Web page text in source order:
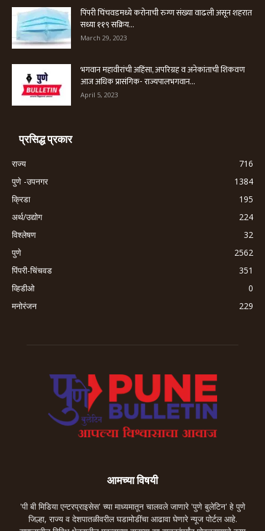
पिंपरी चिंचवडमध्ये करोनाची रुग्ण संख्या वाढली असून शहरात
सध्या ११९ सक्रिय...
March 29, 2023
भगवान महावीरांची अहिंसा, अपरिग्रह व अनेकांताची शिकवण
आज अधिक प्रासंगिक- राज्यपालभगवान...
April 5, 2023
प्रसिद्ध प्रकार
राज्य
716
पुणे -उपनगर
1384
क्रिडा
195
अर्थ/उद्योग
224
विश्लेषण
32
पुणे
2562
पिंपरी-चिंचवड
351
व्हिडीओ
0
मनोरंजन
229
आमच्या विषयी
'पी बी मिडिया एन्टरप्राइसेस' च्या माध्यमातून चालवले जाणारे 'पुणे बुलेटिन' हे पुणे
जिल्हा, राज्य व देशपातळीवरील घडामोडींचा आढावा घेणारे न्यूज पोर्टल आहे.